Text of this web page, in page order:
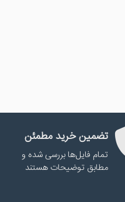
تضمین خرید مطمئن
تمام فایل‌ها بررسی شده و
مطابق توضیحات هستند